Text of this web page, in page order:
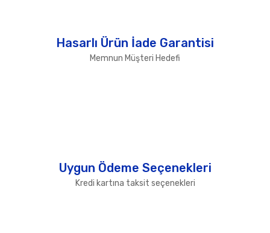
Hasarlı Ürün İade Garantisi
Memnun Müşteri Hedefi
Uygun Ödeme Seçenekleri
Kredi kartına taksit seçenekleri